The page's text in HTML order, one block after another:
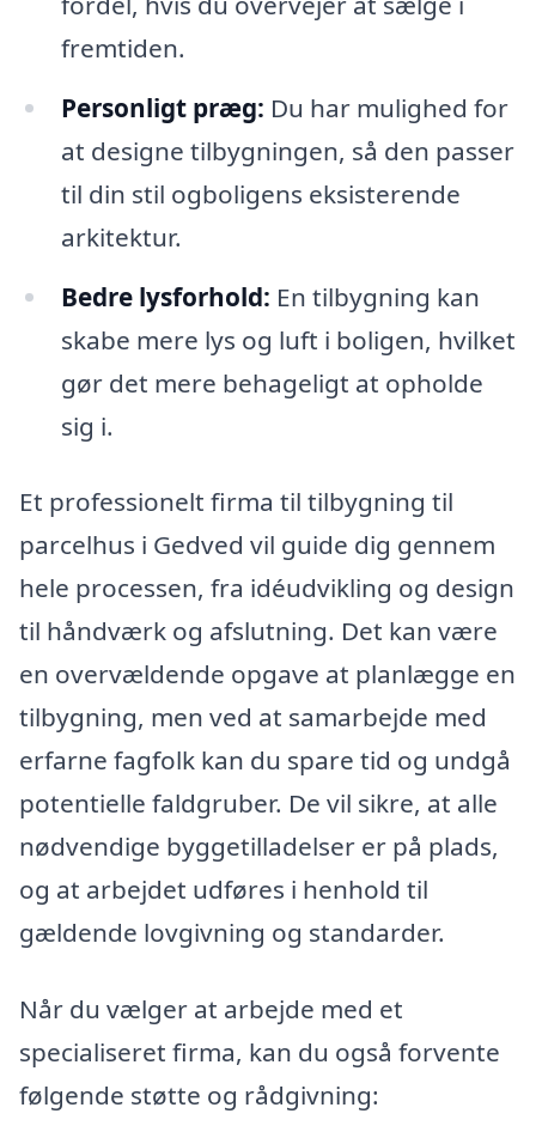
fremtiden.
Personligt præg: Du har mulighed for
at designe tilbygningen, så den passer
til din stil ogboligens eksisterende
arkitektur.
Bedre lysforhold: En tilbygning kan
skabe mere lys og luft i boligen, hvilket
gør det mere behageligt at opholde
sig i.
Et professionelt firma til tilbygning til
parcelhus i Gedved vil guide dig gennem
hele processen, fra idéudvikling og design
til håndværk og afslutning. Det kan være
en overvældende opgave at planlægge en
tilbygning, men ved at samarbejde med
erfarne fagfolk kan du spare tid og undgå
potentielle faldgruber. De vil sikre, at alle
nødvendige byggetilladelser er på plads,
og at arbejdet udføres i henhold til
gældende lovgivning og standarder.
Når du vælger at arbejde med et
specialiseret firma, kan du også forvente
følgende støtte og rådgivning: